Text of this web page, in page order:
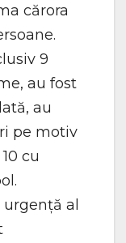
cărora
9
au fost
au
pe motiv
cu
al